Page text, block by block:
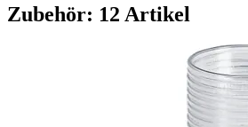
Zubehör: 12 Artikel